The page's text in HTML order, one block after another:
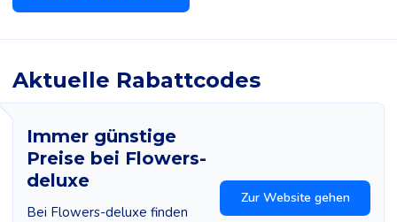
Aktuelle Rabattcodes
Immer günstige
Preise bei Flowers-
deluxe
Bei Flowers-deluxe finden
Zur Website gehen